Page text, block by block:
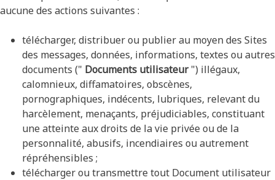
aucune des actions suivantes :
télécharger, distribuer ou publier au moyen des Sites
des messages, données, informations, textes ou autres
documents (" Documents utilisateur") illégaux,
calomnieux, diffamatoires, obscènes,
pornographiques, indécents, lubriques, relevant du
harcèlement, menaçants, préjudiciables, constituant
une atteinte aux droits de la vie privée ou de la
personnalité, abusifs, incendiaires ou autrement
répréhensibles ;
télécharger ou transmettre tout Document utilisateur